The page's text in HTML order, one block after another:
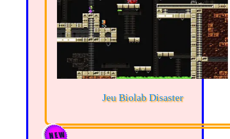
Jeu Biolab Disaster